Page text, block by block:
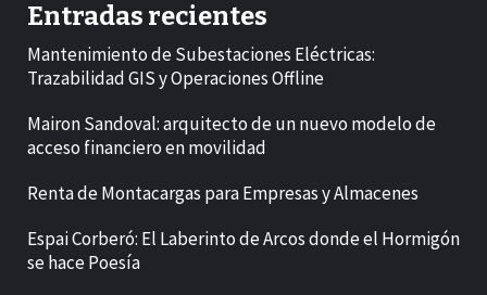
Entradas recientes
Mantenimiento de Subestaciones Eléctricas:
Trazabilidad GIS y Operaciones Offline
Mairon Sandoval: arquitecto de un nuevo modelo de
acceso financiero en movilidad
Renta de Montacargas para Empresas y Almacenes
Espai Corberó: El Laberinto de Arcos donde el Hormigón
se hace Poesía